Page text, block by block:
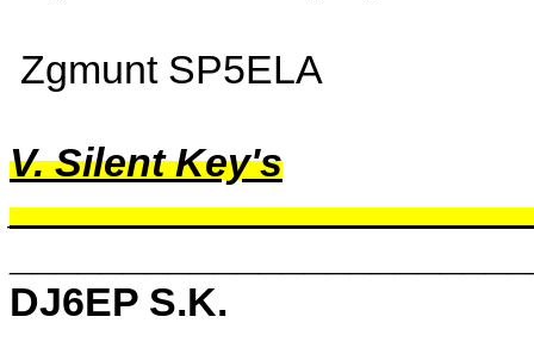
Zgmunt SP5ELA
V. Silent Key's
DJ6EP S.K.